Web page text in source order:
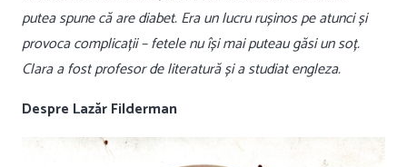
putea spune că are diabet. Era un lucru rușinos pe atunci și
provoca complicații – fetele nu își mai puteau găsi un soț.
Clara a fost profesor de literatură și a studiat engleza.
Despre Lazăr Filderman